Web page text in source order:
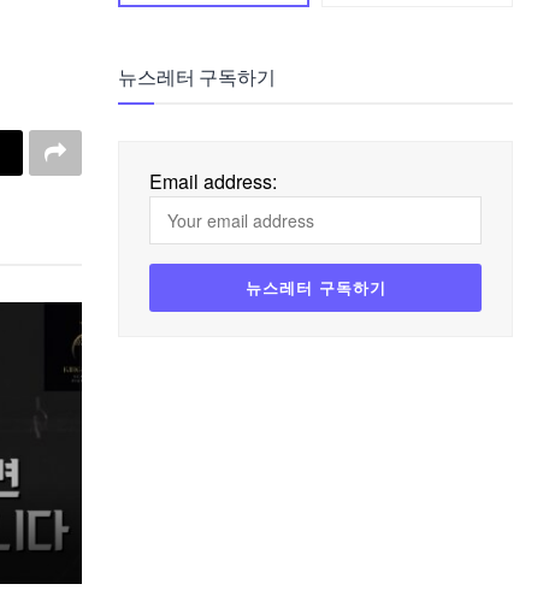
뉴스레터 구독하기
Email address: